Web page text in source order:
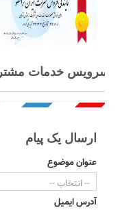
خدمات مشتری -
ارسال یک پیام
عنوان موضوع
آدرس ایمیل